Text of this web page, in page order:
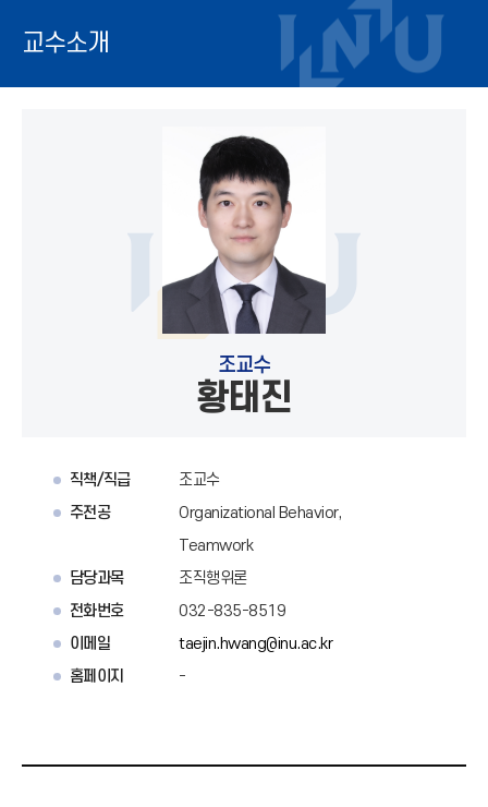
교수소개
조교수
황태진
직책/직급
조교수
주전공
Organizational Behavior,
Teamwork
담당과목
조직행위론
전화번호
032-835-8519
이메일
taejin.hwang@inu.ac.kr
홈페이지
-